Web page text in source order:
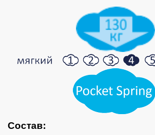
Состав: